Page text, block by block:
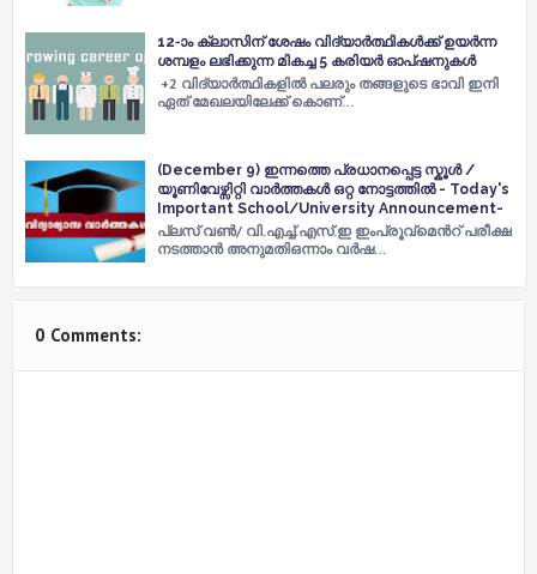
12-ാം ക്ലാസിന് ശേഷം വിദ്യാര്‍ത്ഥികള്‍ക്ക് ഉയര്‍ന്ന
ശമ്പളം ലഭിക്കുന്ന മികച്ച 5 കരിയര്‍ ഓപ്ഷനുകള്‍
+2 വിദ്യാർത്ഥികളിൽ പലരും തങ്ങളുടെ ഭാവി ഇനി
ഏത് മേഖലയിലേക്ക് കൊണ്…
(December 9) ഇന്നത്തെ പ്രധാനപ്പെട്ട സ്കൂൾ /
യൂണിവേഴ്സിറ്റി വാർത്തകൾ ഒറ്റ നോട്ടത്തിൽ - Today's
Important School/University Announcement-
പ്ലസ് വൺ/ വി.എച്ച്.എസ്.ഇ ഇംപ്രൂവ്മെൻറ് പരീക്ഷ
നടത്താൻ അനുമതിഒന്നാം വർഷ…
0 Comments: